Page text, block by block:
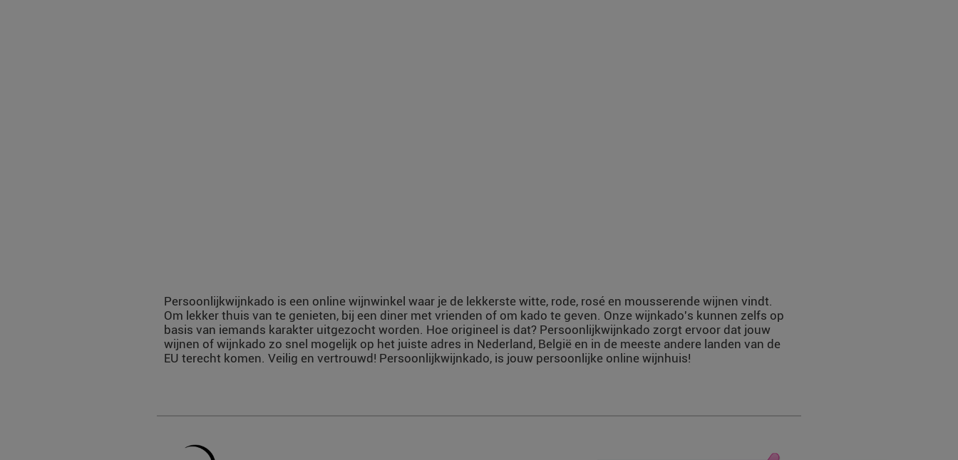
Persoonlijkwijnkado is een online wijnwinkel waar je de lekkerste witte, rode, rosé en mousserende wijnen vindt.
Om lekker thuis van te genieten, bij een diner met vrienden of om kado te geven. Onze wijnkado's kunnen zelfs op
basis van iemands karakter uitgezocht worden. Hoe origineel is dat? Persoonlijkwijnkado zorgt ervoor dat jouw
wijnen of wijnkado zo snel mogelijk op het juiste adres in Nederland, België en in de meeste andere landen van de
EU terecht komen. Veilig en vertrouwd! Persoonlijkwijnkado, is jouw persoonlijke online wijnhuis!